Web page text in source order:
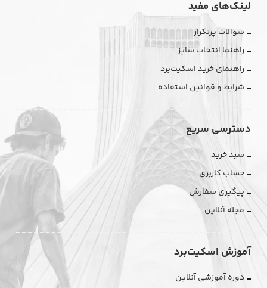
لینک‌های مفید
سوالات پرتکرار
راهنما انتخاب سایز
راهنمای خرید اسکیت‌برد
شرایط و قوانین استفاده
دسترسی سریع
سبد خرید
حساب کاربری
پیگیری سفارش
مجله آنلاین
آموزش اسکیت‌برد
دوره آموزشی آنلاین